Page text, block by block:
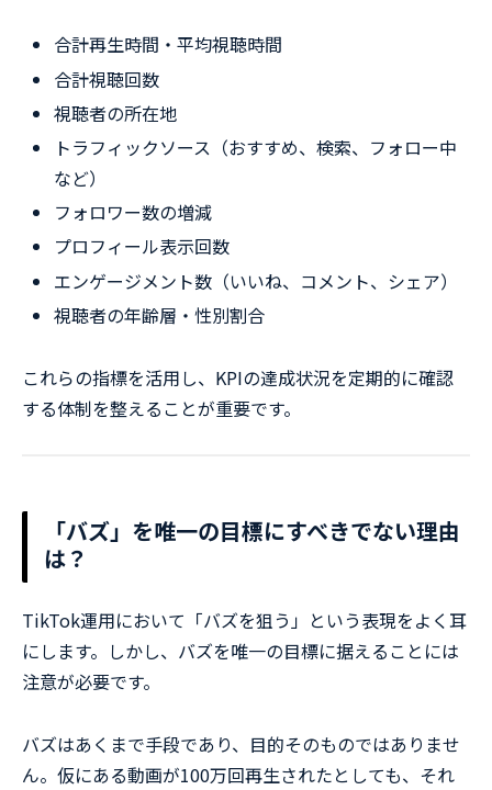
合計再生時間・平均視聴時間
合計視聴回数
視聴者の所在地
トラフィックソース（おすすめ、検索、フォロー中
など）
フォロワー数の増減
プロフィール表示回数
エンゲージメント数（いいね、コメント、シェア）
視聴者の年齢層・性別割合
これらの指標を活用し、KPIの達成状況を定期的に確認
する体制を整えることが重要です。
「バズ」を唯一の目標にすべきでない理由
は？
TikTok運用において「バズを狙う」という表現をよく耳
にします。しかし、バズを唯一の目標に据えることには
注意が必要です。
バズはあくまで手段であり、目的そのものではありませ
ん。仮にある動画が100万回再生されたとしても、それ